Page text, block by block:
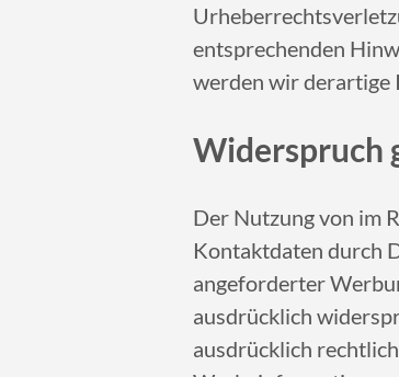
entsprechenden
werden wir derartige
Widerspruch
Der Nutzung von im
Kontaktdaten durch
angeforderter
ausdrücklich
ausdrücklich